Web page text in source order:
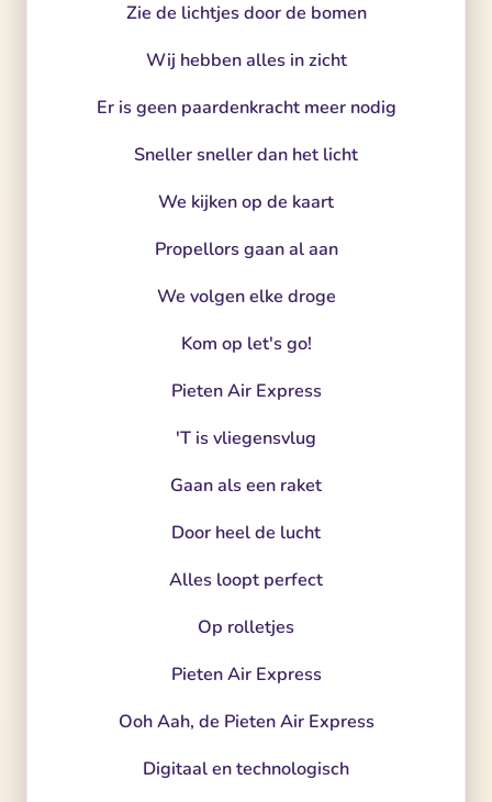
Zie de lichtjes door de bomen
Wij hebben alles in zicht
Er is geen paardenkracht meer nodig
Sneller sneller dan het licht
We kijken op de kaart
Propellors gaan al aan
We volgen elke droge
Kom op let's go!
Pieten Air Express
'T is vliegensvlug
Gaan als een raket
Door heel de lucht
Alles loopt perfect
Op rolletjes
Pieten Air Express
Ooh Aah, de Pieten Air Express
Digitaal en technologisch